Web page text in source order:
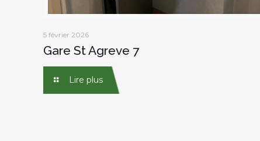
5 février 2026
Gare St Agreve 7
Lire plus